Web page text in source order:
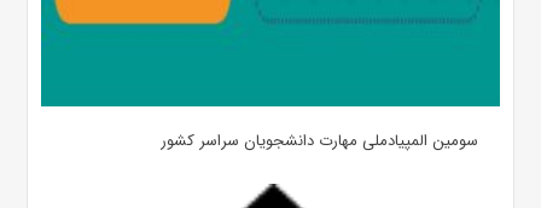
سومین المپیادملی مهارت دانشجویان سراسر کشور